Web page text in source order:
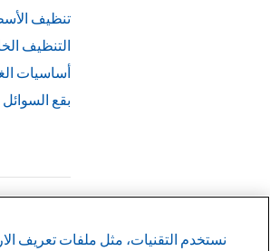
تنظيف
التنظيف
أساسيات
بقع
نستخدم التقنيات، مثل ملفات تعريف